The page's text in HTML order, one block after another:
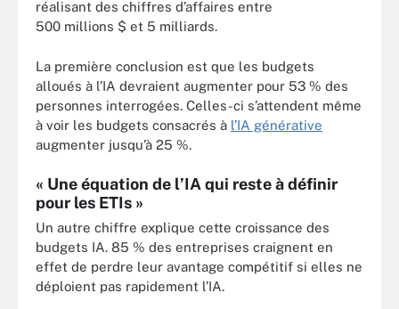
réalisant des chiffres d’affaires entre
500 millions $ et 5 milliards.
La première conclusion est que les budgets
alloués à l’IA devraient augmenter pour 53 % des
personnes interrogées. Celles-ci s’attendent même
à voir les budgets consacrés à l’IA générative
augmenter jusqu’à 25 %.
« Une équation de l’IA qui reste à définir
pour les ETIs »
Un autre chiffre explique cette croissance des
budgets IA. 85 % des entreprises craignent en
effet de perdre leur avantage compétitif si elles ne
déploient pas rapidement l’IA.